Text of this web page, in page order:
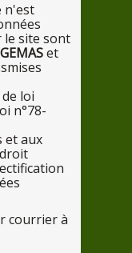
n'est
le site sont
GEMASet
de loi
n°78-
et aux
droit
courrier à